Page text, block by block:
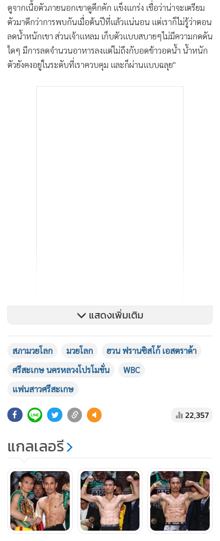
ดูจากเนื้อตัวภายนอกเขาดูคึกคัก แข็งแกร่ง เชื่อว่าน่าจะเตรียม
ตัวมาดีกว่าการพบกันเมื่อต้นปีที่แล้วแน่นอน แต่เราก็ไม่รู้ว่าตอน
ลดน้ำหนักเขา ส่วนเจ้าแหลม เก็บตัวแบบสบายๆไม่มีความกดดัน
ใดๆ มีการลดจำนวนอาหารลงแต่ไม่ถึงกับอดข้าวอดน้ำ น้ำหนัก
ตัวยังคงอยู่ในระดับที่เราควบคุม และก็ผ่านแบบฉลุย"
ของไฟต์นี้ โดยมีการปรับให้ราคาจากศรีสะเกษที่เป็นต่อเอส
มองว่าการชกอาจสูสีขึ้นไม่ห่างชั้นกันเหมือนไฟต์แรก และคงจะ
มีคนเม็กซิกันเชื้อสายอเมริกันเข้ามาเชียร์ในสนามกันเยอะมาก
สำหรับ ศรีสะเกษ นครหลวงโปรโมชั่น จะขึ้นป้องกันแชมป์สภา
มวยโลก WBC รุ่นซูเปอร์ฟลายเวต 115 ปอนด์ กับ ฮวน ฟรานซิส
โก้ เอสตราด้า ยอดกำปั้นเม็กซิกัน ในวันศุกร์ที่ 26 เมษายน 2562
ตามเวลาท้องถิ่น ตรงกับเช้าวันเสาร์ที่ 27 เมษายน 2562 ตาม
แสดงเพิ่มเติม
สภามวยโลก มวยโลก
ฮวน ฟรานซิสโก้ เอสตราด้า
ศรีสะเกษ นครหลวงโปรโมชั่น
WBC
แฟนสาวศรีสะเกษ
22,357
แกลเลอรี